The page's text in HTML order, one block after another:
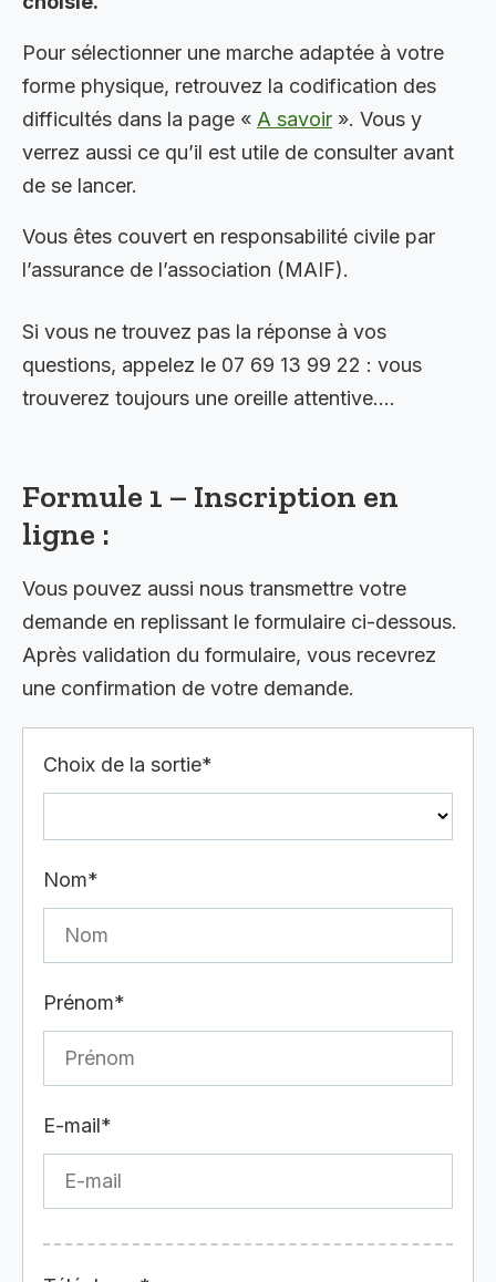
Pour sélectionner une marche adaptée à votre
forme physique, retrouvez la codification des
difficultés dans la page « A savoir ». Vous y
verrez aussi ce qu’il est utile de consulter avant
de se lancer.
Vous êtes couvert en responsabilité civile par
l’assurance de l’association (MAIF).
Si vous ne trouvez pas la réponse à vos
questions, appelez le 07 69 13 99 22 : vous
trouverez toujours une oreille attentive….
Formule 1 – Inscription en
ligne :
Vous pouvez aussi nous transmettre votre
demande en replissant le formulaire ci-dessous.
Après validation du formulaire, vous recevrez
une confirmation de votre demande.
Choix de la sortie*
Nom*
Prénom*
E-mail*